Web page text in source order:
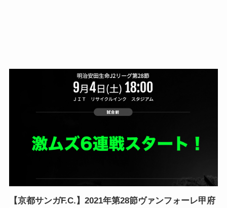
【京都サンガF.C.】2021年第28節ヴァンフォーレ甲府